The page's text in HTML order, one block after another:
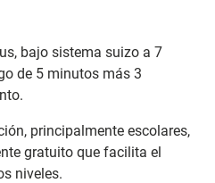
bajo sistema suizo a 7
de 5 minutos más 3
principalmente escolares,
gratuito que facilita el
niveles.